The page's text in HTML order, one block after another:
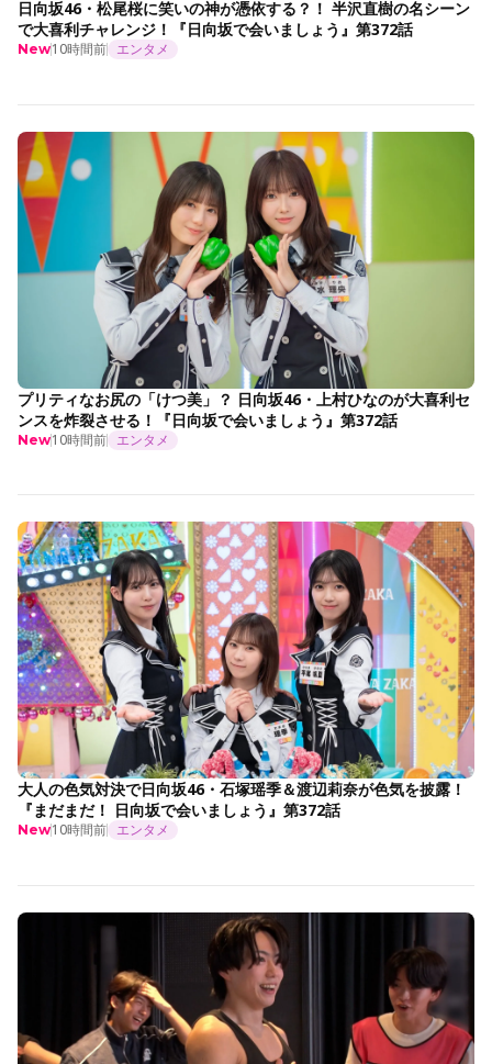
日向坂46・松尾桜に笑いの神が憑依する？！ 半沢直樹の名シーン
で大喜利チャレンジ！『日向坂で会いましょう』第372話
New10時間前 エンタメ
プリティなお尻の「けつ美」？ 日向坂46・上村ひなのが大喜利セ
ンスを炸裂させる！『日向坂で会いましょう』第372話
New10時間前 エンタメ
大人の色気対決で日向坂46・石塚瑶季＆渡辺莉奈が色気を披露！
『まだまだ！ 日向坂で会いましょう』第372話
New10時間前 エンタメ